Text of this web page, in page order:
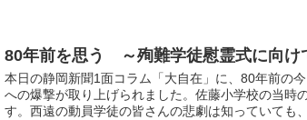
80年前を思う ～殉難学徒慰霊式に向け
本日の静岡新聞1面コラム「大自在」に、80年前の
への爆撃が取り上げられました。佐藤小学校の当時
す。西遠の動員学徒の皆さんの悲劇は知っていても